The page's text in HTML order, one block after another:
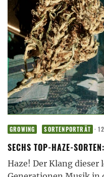
GROWING SORTENPORTRÄT ·
SECHS TOP-HAZE-
Haze! Der Klang dieser